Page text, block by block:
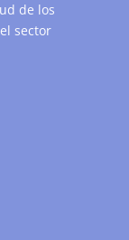
de los
sector